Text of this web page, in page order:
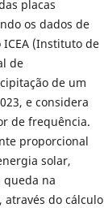
placas
os dados de
(Instituto de
de
de um
e considera
de frequência.
proporcional
solar,
queda na
através do cálculo